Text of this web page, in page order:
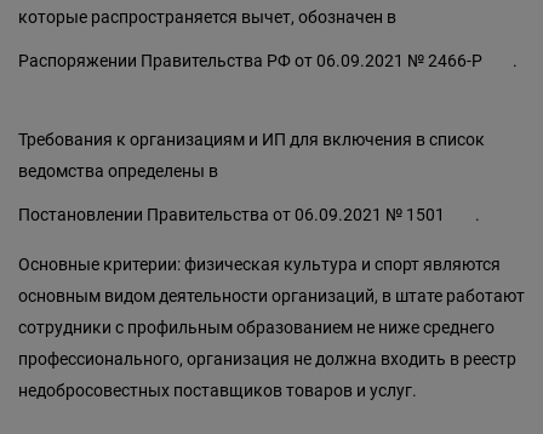
которые распространяется вычет, обозначен в
Распоряжении Правительства РФ от 06.09.2021 № 2466-Р .
Требования к организациям и ИП для включения в список
ведомства определены в
Постановлении Правительства от 06.09.2021 № 1501 .
Основные критерии: физическая культура и спорт являются
основным видом деятельности организаций, в штате работают
сотрудники с профильным образованием не ниже среднего
профессионального, организация не должна входить в реестр
недобросовестных поставщиков товаров и услуг.